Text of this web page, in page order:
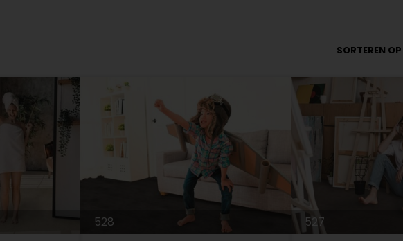
SORTEREN OP
528 527